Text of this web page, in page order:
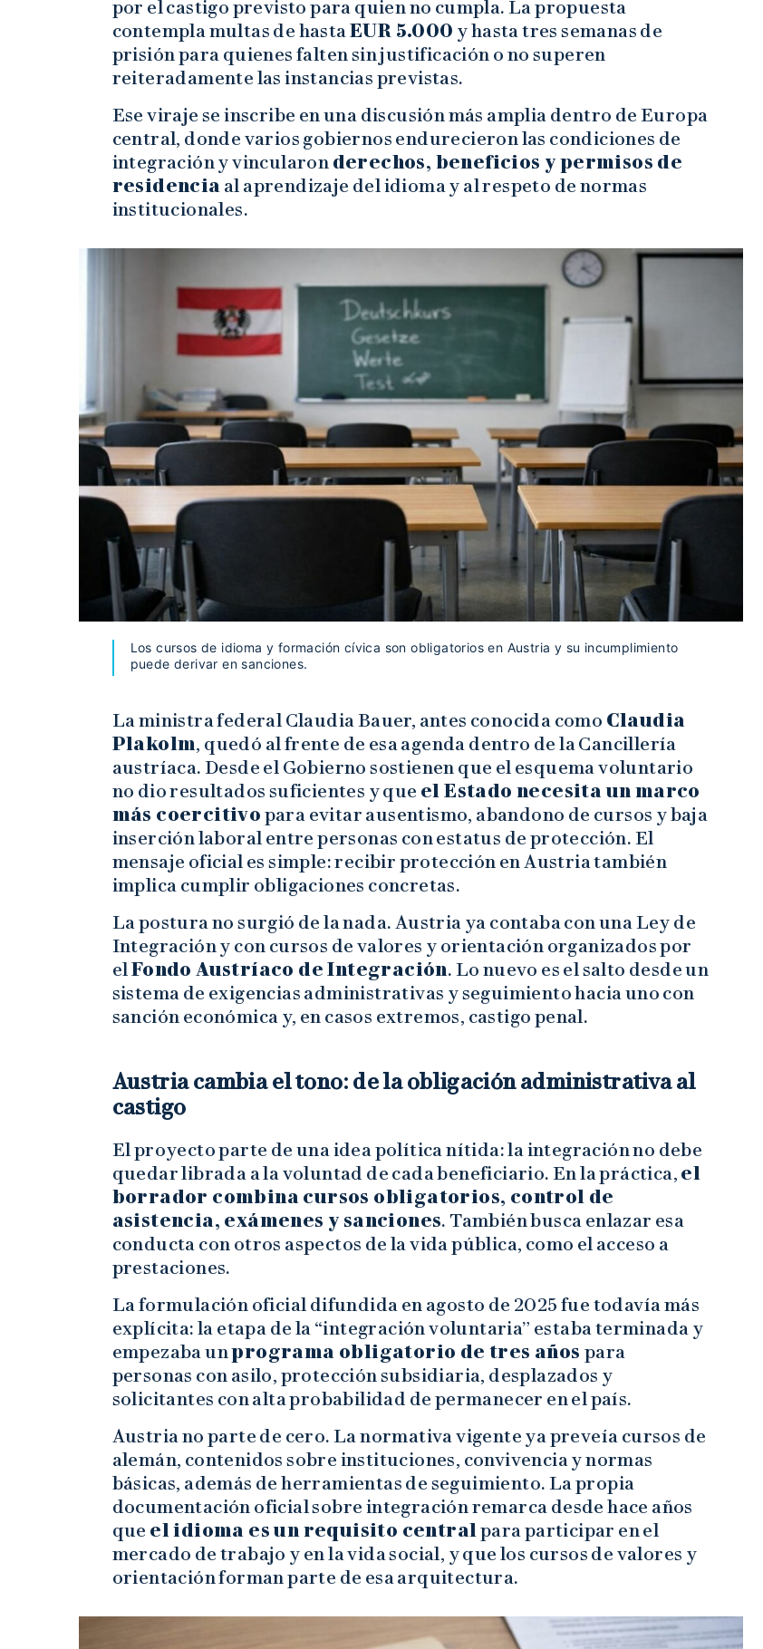
por el castigo previsto para quien no cumpla. La propuesta
contempla multas de hastaEUR 5.000 y hasta tres semanas de
prisión para quienes falten sin justificación o no superen
reiteradamente las instancias previstas.
Ese viraje se inscribe en una discusión más amplia dentro de Europa
central, donde varios gobiernos endurecieron las condiciones de
integración y vincularon derechos, beneficios y permisos de
residencia al aprendizaje del idioma y al respeto de normas
institucionales.
Los cursos de idioma y formación cívica son obligatorios en Austria y su incumplimiento
puede derivar en sanciones.
La ministra federal Claudia Bauer, antes conocida como Claudia
Plakolm, quedó al frente de esa agenda dentro de la Cancillería
austríaca. Desde el Gobierno sostienen que el esquema voluntario
no dio resultados suficientes y que el Estado necesita un marco
más coercitivo para evitar ausentismo, abandono de cursos y baja
inserción laboral entre personas con estatus de protección. El
mensaje oficial es simple: recibir protección en Austria también
implica cumplir obligaciones concretas.
La postura no surgió de la nada. Austria ya contaba con una Ley de
Integración y con cursos de valores y orientación organizados por
elFondo Austríaco de Integración. Lo nuevo es el salto desde un
sistema de exigencias administrativas y seguimiento hacia uno con
sanción económica y, en casos extremos, castigo penal.
Austria cambia el tono: de la obligación administrativa al
castigo
El proyecto parte de una idea política nítida: la integración no debe
quedar librada a la voluntad de cada beneficiario. En la práctica, el
borrador combina cursos obligatorios, control de
asistencia, exámenes y sanciones. También busca enlazar esa
conducta con otros aspectos de la vida pública, como el acceso a
prestaciones.
La formulación oficial difundida en agosto de 2025 fue todavía más
explícita: la etapa de la “integración voluntaria” estaba terminada y
empezaba unprograma obligatorio de tres añospara
personas con asilo, protección subsidiaria, desplazados y
solicitantes con alta probabilidad de permanecer en el país.
Austria no parte de cero. La normativa vigente ya preveía cursos de
alemán, contenidos sobre instituciones, convivencia y normas
básicas, además de herramientas de seguimiento. La propia
documentación oficial sobre integración remarca desde hace años
que el idioma es un requisito centralpara participar en el
mercado de trabajo y en la vida social, y que los cursos de valores y
orientación forman parte de esa arquitectura.